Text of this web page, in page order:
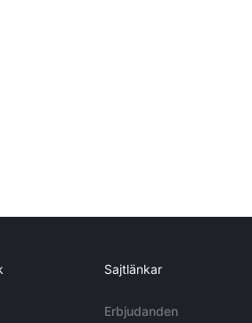
Sajtlänkar
Erbjudanden